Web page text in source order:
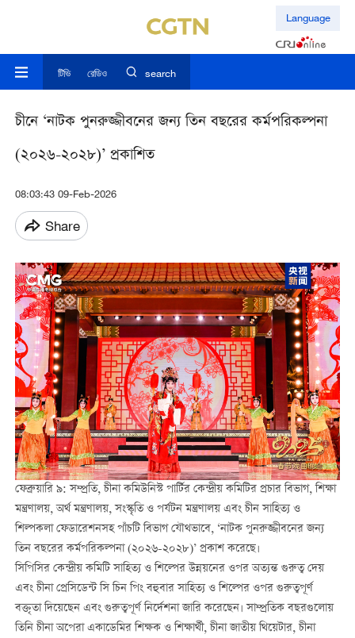
Language
টিভি রেডিও search
চীনে ‘নাটক পুনরুজ্জীবনের জন্য তিন বছরের কর্মপরিকল্পনা
(২০২৬-২০২৮)’ প্রকাশিত
08:03:43 09-Feb-2026
Share
ফেব্রুয়ারি ৯: সম্প্রতি, চীনা কমিউনিস্ট পার্টির কেন্দ্রীয় কমিটির প্রচার বিভাগ, শিক্ষা
মন্ত্রণালয়, অর্থ মন্ত্রণালয়, সংস্কৃতি ও পর্যটন মন্ত্রণালয় এবং চীন সাহিত্য ও
শিল্পকলা ফেডারেশনসহ পাঁচটি বিভাগ যৌথভাবে, ‘নাটক পুনরুজ্জীবনের জন্য
তিন বছরের কর্মপরিকল্পনা (২০২৬-২০২৮)’ প্রকাশ করেছে।
সিপিসির কেন্দ্রীয় কমিটি সাহিত্য ও শিল্পের উন্নয়নের ওপর অত্যন্ত গুরুত্ব দেয়
এবং চীনা প্রেসিডেন্ট সি চিন পিং বহুবার সাহিত্য ও শিল্পের ওপর গুরুত্বপূর্ণ
বক্তৃতা দিয়েছেন এবং গুরুত্বপূর্ণ নির্দেশনা জারি করেছেন। সাম্প্রতিক বছরগুলোয়
তিনি চীনা অপেরা একাডেমির শিক্ষক ও শিক্ষার্থী, চীনা জাতীয় থিয়েটার, চীনা